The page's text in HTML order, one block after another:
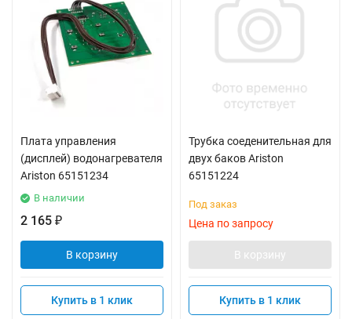
Плата управления
(дисплей) водонагревателя
Ariston 65151234
В наличии
2 165 ₽
В корзину
Купить в 1 клик
Трубка соеденительная для
двух баков Ariston
65151224
Под заказ
Цена по запросу
В корзину
Купить в 1 клик